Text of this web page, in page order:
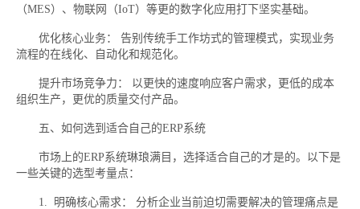
（MES）、物联网（IoT）等更的数字化应用打下坚实基础。
优化核心业务： 告别传统手工作坊式的管理模式，实现业务
流程的在线化、自动化和规范化。
提升市场竞争力： 以更快的速度响应客户需求，更低的成本
组织生产，更优的质量交付产品。
五、如何选到适合自己的ERP系统
市场上的ERP系统琳琅满目，选择适合自己的才是的。以下是
一些关键的选型考量点：
1. 明确核心需求： 分析企业当前迫切需要解决的管理痛点是